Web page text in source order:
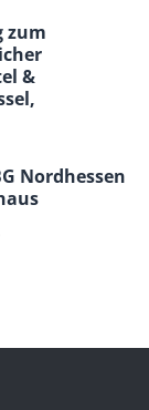
zum
&
Nordhessen